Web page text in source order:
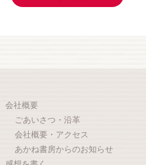
会社概要
ごあいさつ・沿革
会社概要・アクセス
あかね書房からのお知らせ